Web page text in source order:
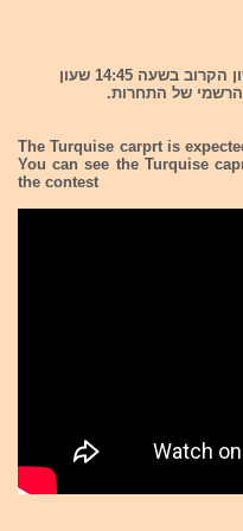
מצעד המשלחות הרשמי יתקיים ביום ראשון הקרוב בשעה 14:45 שעון
הרשמי של התחרות.
The Turquise carprt is
You can see the Turquise
the contest